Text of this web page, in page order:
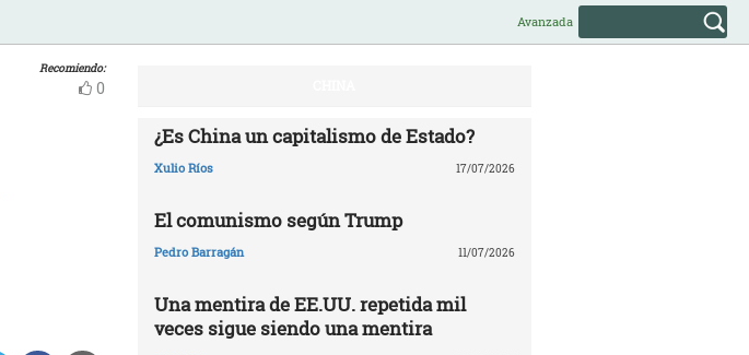
Avanzada
Recomiendo:
0
¿Es China un capitalismo de Estado?
Xulio Ríos 17/07/2026
El comunismo según Trump
Pedro Barragán 11/07/2026
Una mentira de EE.UU. repetida mil
veces sigue siendo una mentira